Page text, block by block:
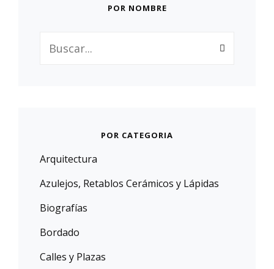
POR NOMBRE
POR CATEGORIA
Arquitectura
Azulejos, Retablos Cerámicos y Lápidas
Biografías
Bordado
Calles y Plazas